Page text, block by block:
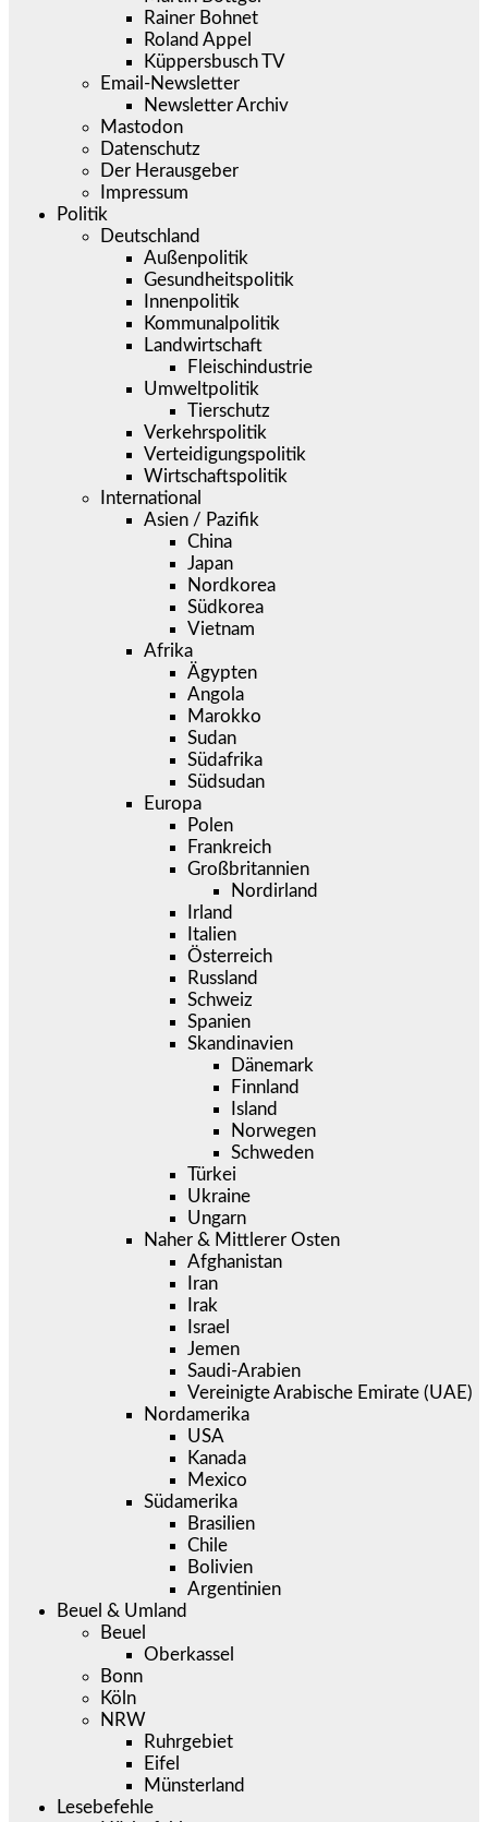
Rainer Bohnet
Roland Appel
Küppersbusch TV
Email-Newsletter
Newsletter Archiv
Mastodon
Datenschutz
Der Herausgeber
Impressum
Politik
Deutschland
Außenpolitik
Gesundheitspolitik
Innenpolitik
Kommunalpolitik
Landwirtschaft
Fleischindustrie
Umweltpolitik
Tierschutz
Verkehrspolitik
Verteidigungspolitik
Wirtschaftspolitik
International
Asien / Pazifik
China
Japan
Nordkorea
Südkorea
Vietnam
Afrika
Ägypten
Angola
Marokko
Sudan
Südafrika
Südsudan
Europa
Polen
Frankreich
Großbritannien
Nordirland
Irland
Italien
Österreich
Russland
Schweiz
Spanien
Skandinavien
Dänemark
Finnland
Island
Norwegen
Schweden
Türkei
Ukraine
Ungarn
Naher & Mittlerer Osten
Afghanistan
Iran
Irak
Israel
Jemen
Saudi-Arabien
Vereinigte Arabische Emirate (UAE)
Nordamerika
USA
Kanada
Mexico
Südamerika
Brasilien
Chile
Bolivien
Argentinien
Beuel & Umland
Beuel
Oberkassel
Bonn
Köln
NRW
Ruhrgebiet
Eifel
Münsterland
Lesebefehle